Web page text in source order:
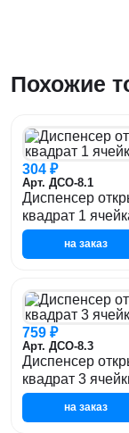
Похожие
304 ₽
Арт. ДСО-8.1
Диспенсер
квадрат 1
на заказ
759 ₽
Арт. ДСО-8.3
Диспенсер
квадрат 3
на заказ